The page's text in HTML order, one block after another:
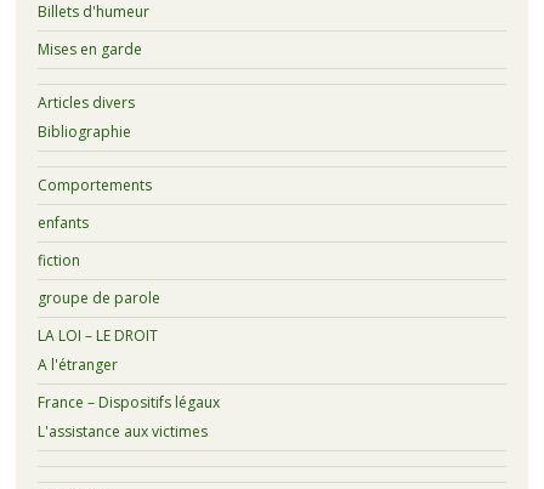
Billets d'humeur
Mises en garde
Articles divers
Bibliographie
Comportements
enfants
fiction
groupe de parole
LA LOI – LE DROIT
A l'étranger
France – Dispositifs légaux
L'assistance aux victimes